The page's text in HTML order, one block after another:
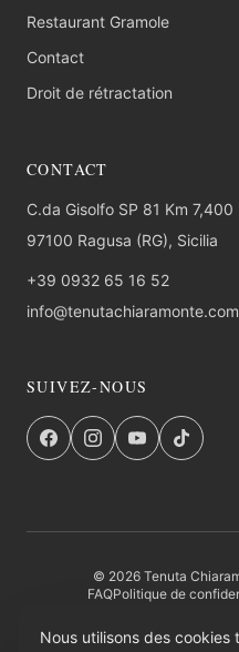
Restaurant Gramole
Contact
Droit de rétractation
CONTACT
C.da Gisolfo SP 81 Km 7,400
97100 Ragusa (RG), Sicilia
+39 0932 65 16 52
info@tenutachiaramonte.com
SUIVEZ-NOUS
© 2026 Tenuta
FAQPolitique de
Nous utilisons des